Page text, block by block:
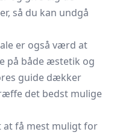
så du kan undgå
er også værd at
på både æstetik og
guide dækker
det bedst mulige
at få mest muligt for